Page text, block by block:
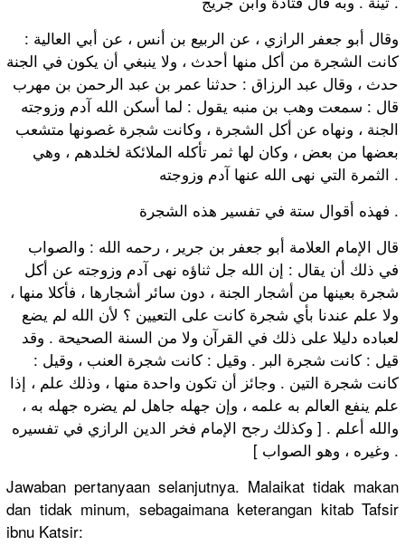
وقال أبو جعفر الرازي ، عن الربيع بن أنس ، عن أبي العالية :
كانت الشجرة من أكل منها أحدث ، ولا ينبغي أن يكون في الجنة
حدث ، وقال عبد الرزاق : حدثنا عمر بن عبد الرحمن بن مهرب
قال : سمعت وهب بن منبه يقول : لما أسكن الله آدم وزوجته
الجنة ، ونهاه عن أكل الشجرة ، وكانت شجرة غصونها متشعب
بعضها من بعض ، وكان لها ثمر تأكله الملائكة لخلدهم ، وهي
الثمرة التي نهى الله عنها آدم وزوجته .
فهذه أقوال ستة في تفسير هذه الشجرة .
قال الإمام العلامة أبو جعفر بن جرير ، رحمه الله : والصواب
في ذلك أن يقال : إن الله جل ثناؤه نهى آدم وزوجته عن أكل
شجرة بعينها من أشجار الجنة ، دون سائر أشجارها ، فأكلا منها ،
ولا علم عندنا بأي شجرة كانت على التعيين ؟ لأن الله لم يضع
لعباده دليلا على ذلك في القرآن ولا من السنة الصحيحة . وقد
قيل : كانت شجرة البر . وقيل : كانت شجرة العنب ، وقيل :
كانت شجرة التين . وجائز أن تكون واحدة منها ، وذلك علم ، إذا
علم ينفع العالم به علمه ، وإن جهله جاهل لم يضره جهله به ،
والله أعلم . [ وكذلك رجح الإمام فخر الدين الرازي في تفسيره
وغيره ، وهو الصواب ] .
Jawaban pertanyaan selanjutnya. Malaikat tidak makan
dan tidak minum, sebagaimana keterangan kitab Tafsir
ibnu Katsir: